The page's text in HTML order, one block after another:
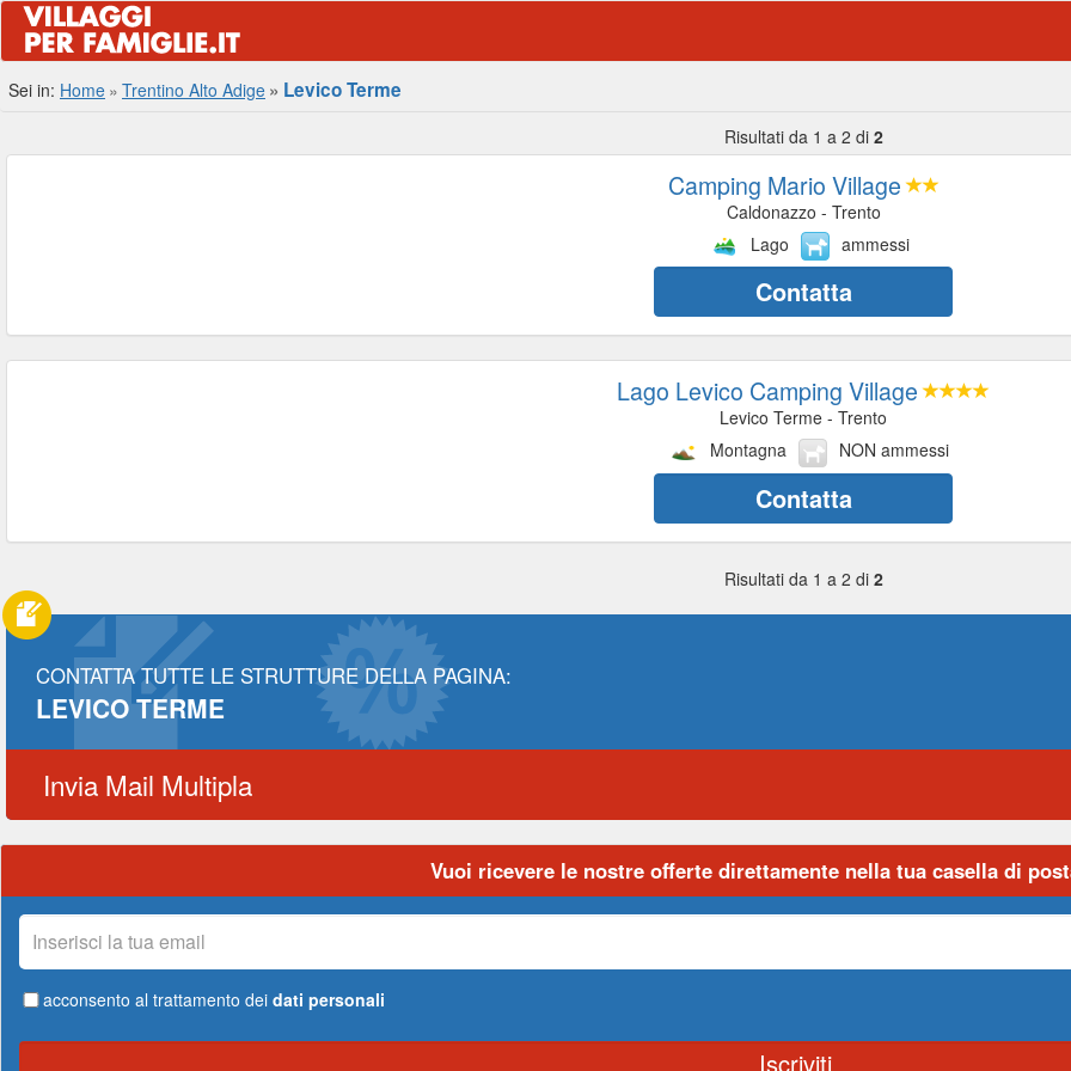
Sei in: Home Trentino Alto Adige Levico Terme
Risultati da 1 a 2 di 2
Camping Mario Village
Caldonazzo - Trento
Lago
ammessi
Contatta
Lago Levico Camping Village
Levico Terme - Trento
Montagna
NON ammessi
Contatta
Risultati da 1 a 2 di 2
CONTATTA TUTTE LE STRUTTURE DELLA PAGINA:
LEVICO TERME
Invia Mail Multipla
Vuoi ricevere le nostre offerte direttamente nella tua casella di
La
tua
email
acconsento al trattamento dei dati personali
Iscriviti